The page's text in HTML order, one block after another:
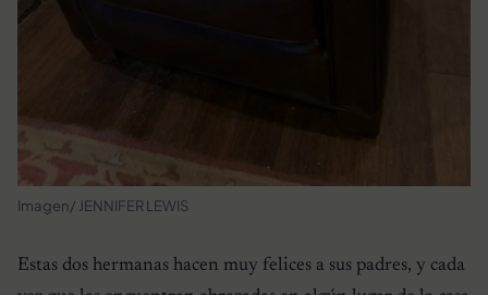
Imagen/ JENNIFER LEWIS
Estas dos hermanas hacen muy felices a sus padres, y cada